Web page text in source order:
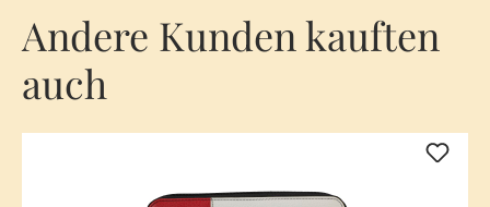
Andere Kunden kauften
auch